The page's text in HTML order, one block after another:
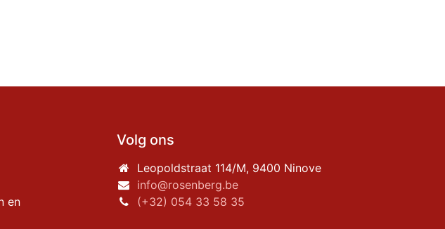
en
Volg ons
Leopoldstraat 114/M, 9400 Ninove
info@rosenberg.be
(+32) 054 33 58 35